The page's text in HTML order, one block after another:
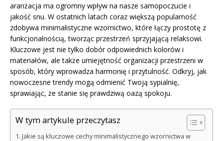
aranżacja ma ogromny wpływ na nasze samopoczucie i
jakość snu. W ostatnich latach coraz większą popularność
zdobywa minimalistyczne wzornictwo, które łączy prostotę z
funkcjonalnością, tworząc przestrzeń sprzyjającą relaksowi.
Kluczowe jest nie tylko dobór odpowiednich kolorów i
materiałów, ale także umiejętność organizacji przestrzeni w
sposób, który wprowadza harmonię i przytulność. Odkryj, jak
nowoczesne trendy mogą odmienić Twoją sypialnię,
sprawiając, że stanie się prawdziwą oazą spokoju.
W tym artykule przeczytasz
Jakie są kluczowe cechy minimalistycznego wzornictwa w